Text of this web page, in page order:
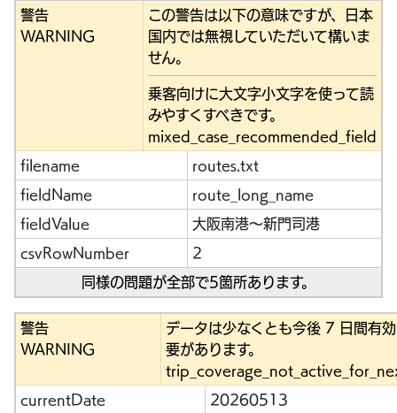
警告
WARNING
この警告は以下の意味ですが、日本
国内では無視していただいて構いま
せん。
乗客向けに大文字小文字を使って読
みやすくすべきです。
mixed_case_recommended_field
filename routes.txt
fieldName route_long_name
fieldValue 大阪南港～新門司港
csvRowNumber 2
同様の問題が全部で5箇所あります。
警告
WARNING
データは少なくとも今後 7 日間有
要があります。
currentDate 20260513